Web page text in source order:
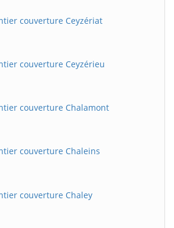
couverture Ceyzériat
couverture Ceyzérieu
couverture Chalamont
couverture Chaleins
couverture Chaley